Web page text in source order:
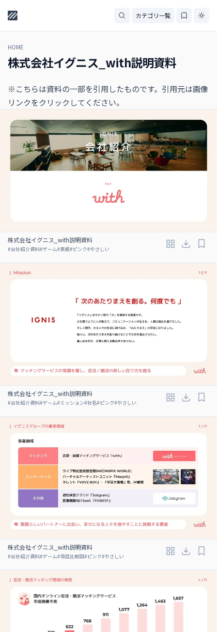
カテゴリ一覧
HOME
株式会社イグニス_with説明資料
※こちらは資料の一部を引用したものです。引用元は画像
リンクをクリックしてください。
株式会社イグニス_with説明資料
#会社紹介資料#ゲーム#表紙#ピンク#やさしい
株式会社イグニス_with説明資料
#会社紹介資料#ゲーム#ミッション#社名#ピンク#やさしい
株式会社イグニス_with説明資料
#会社紹介資料#ゲーム#項目比較図#ピンク#やさしい